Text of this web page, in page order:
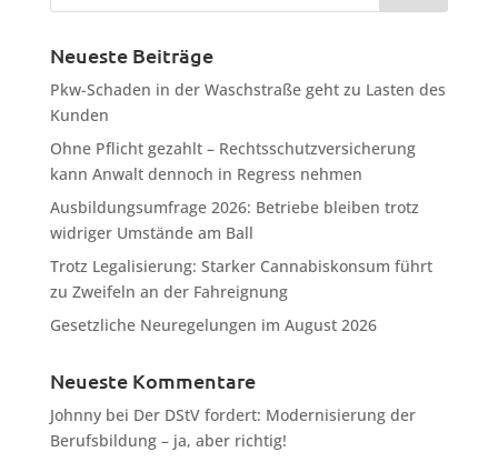
Neueste Beiträge
Pkw-Schaden in der Waschstraße geht zu Lasten des
Kunden
Ohne Pflicht gezahlt – Rechtsschutzversicherung
kann Anwalt dennoch in Regress nehmen
Ausbildungsumfrage 2026: Betriebe bleiben trotz
widriger Umstände am Ball
Trotz Legalisierung: Starker Cannabiskonsum führt
zu Zweifeln an der Fahreignung
Gesetzliche Neuregelungen im August 2026
Neueste Kommentare
Johnnybei Der DStV fordert: Modernisierung der
Berufsbildung – ja, aber richtig!